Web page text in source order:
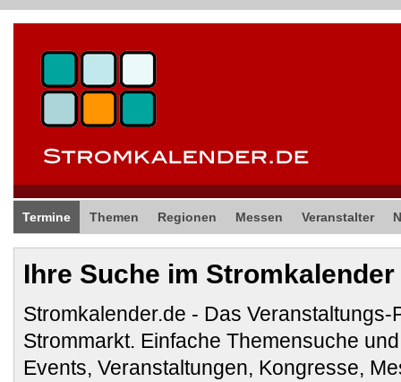
Termine Themen Regionen Messen Veranstalter
Ihre Suche im Stromkalender
Stromkalender.de - Das Veranstaltungs-
Strommarkt. Einfache Themensuche
Events, Veranstaltungen, Kongresse,